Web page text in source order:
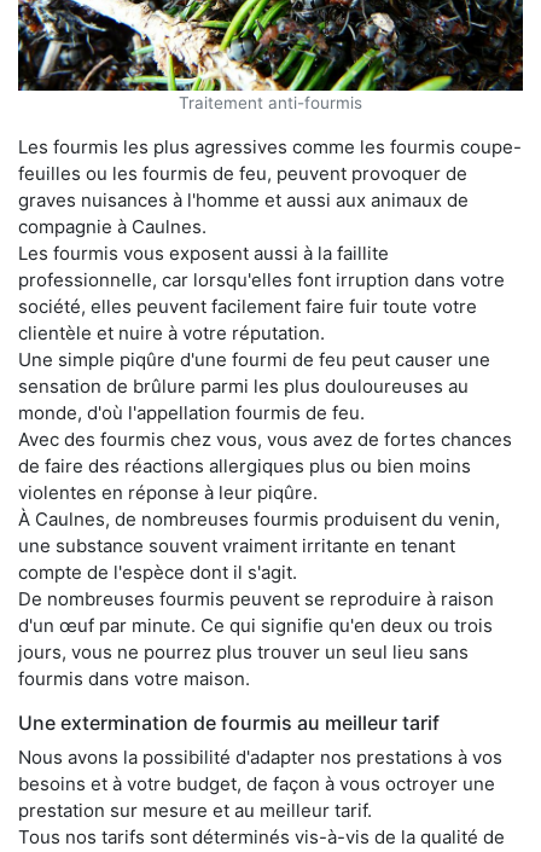
Traitement anti-fourmis
Les fourmis les plus agressives comme les fourmis coupe-
feuilles ou les fourmis de feu, peuvent provoquer de
graves nuisances à l'homme et aussi aux animaux de
compagnie à Caulnes.
Les fourmis vous exposent aussi à la faillite
professionnelle, car lorsqu'elles font irruption dans votre
société, elles peuvent facilement faire fuir toute votre
clientèle et nuire à votre réputation.
Une simple piqûre d'une fourmi de feu peut causer une
sensation de brûlure parmi les plus douloureuses au
monde, d'où l'appellation fourmis de feu.
Avec des fourmis chez vous, vous avez de fortes chances
de faire des réactions allergiques plus ou bien moins
violentes en réponse à leur piqûre.
À Caulnes, de nombreuses fourmis produisent du venin,
une substance souvent vraiment irritante en tenant
compte de l'espèce dont il s'agit.
De nombreuses fourmis peuvent se reproduire à raison
d'un œuf par minute. Ce qui signifie qu'en deux ou trois
jours, vous ne pourrez plus trouver un seul lieu sans
fourmis dans votre maison.
Une extermination de fourmis au meilleur tarif
Nous avons la possibilité d'adapter nos prestations à vos
besoins et à votre budget, de façon à vous octroyer une
prestation sur mesure et au meilleur tarif.
Tous nos tarifs sont déterminés vis-à-vis de la qualité de